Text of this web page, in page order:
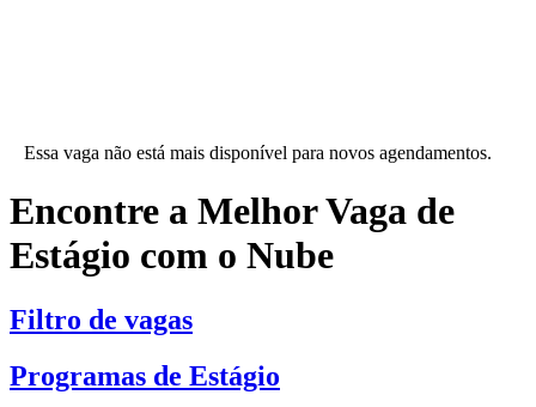
Essa vaga não está mais disponível para novos agendamentos.
Encontre a Melhor Vaga de
Estágio com o Nube
Filtro de vagas
Programas de Estágio